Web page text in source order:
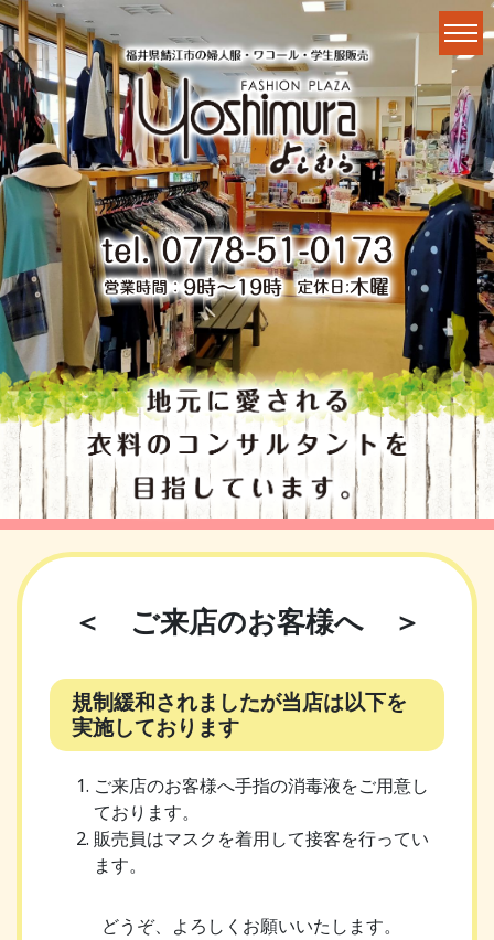
＜ ご来店のお客様へ ＞
規制緩和されましたが当店は以下を
実施しております
ご来店のお客様へ手指の消毒液をご用意し
ております。
販売員はマスクを着用して接客を行ってい
ます。
どうぞ、よろしくお願いいたします。